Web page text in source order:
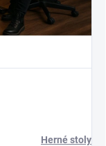
Herné stoly